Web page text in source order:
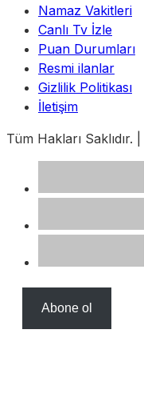
Namaz Vakitleri
Canlı Tv İzle
Puan Durumları
Resmi ilanlar
Gizlilik Politikası
İletişim
Tüm Hakları Saklıdır. |
Abone ol